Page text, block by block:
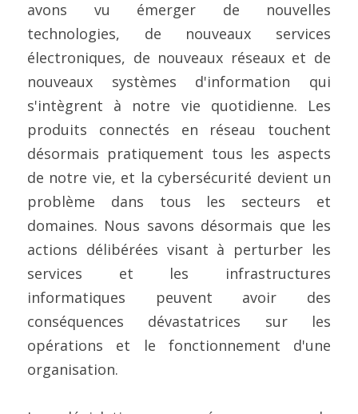
Construire un CAB
Preuve de certification
Configuration complète du framework
Fabrication
Bâtiments et infrastructures
Transport
Médias et divertissement
Soins de santé
Finances et assurances
Énergie et services publics
FIPS 140-3
Service cloud de l'UE
ISO 21434 et R155
FR 17640 | FITCEM | CSPN
CRA
RED-DA
MDR
IoT de la GSMA
Brochures
Nouvelles
Videos
Contact
Actualités
Projets EU et de Recherche
Contactez-nous
avons vu émerger de nouvelles
technologies, de nouveaux services
électroniques, de nouveaux réseaux et de
nouveaux systèmes d'information qui
s'intègrent à notre vie quotidienne. Les
produits connectés en réseau touchent
désormais pratiquement tous les aspects
de notre vie, et la cybersécurité devient un
problème dans tous les secteurs et
domaines. Nous savons désormais que les
actions délibérées visant à perturber les
services et les infrastructures
informatiques peuvent avoir des
conséquences dévastatrices sur les
opérations et le fonctionnement d'une
organisation.